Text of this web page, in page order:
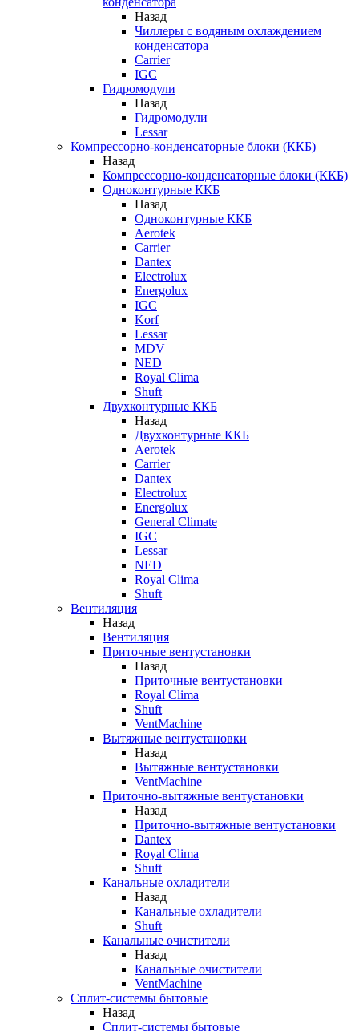
Назад
Чиллеры с водяным охлаждением
конденсатора
Carrier
IGC
Гидромодули
Назад
Гидромодули
Lessar
Компрессорно-конденсаторные блоки (ККБ)
Назад
Компрессорно-конденсаторные блоки (ККБ)
Одноконтурные ККБ
Назад
Одноконтурные ККБ
Aerotek
Carrier
Dantex
Electrolux
Energolux
IGC
Korf
Lessar
MDV
NED
Royal Clima
Shuft
Двухконтурные ККБ
Назад
Двухконтурные ККБ
Aerotek
Carrier
Dantex
Electrolux
Energolux
General Climate
IGC
Lessar
NED
Royal Clima
Shuft
Вентиляция
Назад
Вентиляция
Приточные вентустановки
Назад
Приточные вентустановки
Royal Clima
Shuft
VentMachine
Вытяжные вентустановки
Назад
Вытяжные вентустановки
VentMachine
Приточно-вытяжные вентустановки
Назад
Приточно-вытяжные вентустановки
Dantex
Royal Clima
Shuft
Канальные охладители
Назад
Канальные охладители
Shuft
Канальные очистители
Назад
Канальные очистители
VentMachine
Сплит-системы бытовые
Назад
Сплит-системы бытовые